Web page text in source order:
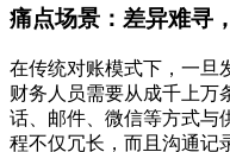
痛点场景：差异难寻
在传统对账模式下，一旦
财务人员需要从成千上万
话、邮件、微信等方式与
程不仅冗长，而且沟通记